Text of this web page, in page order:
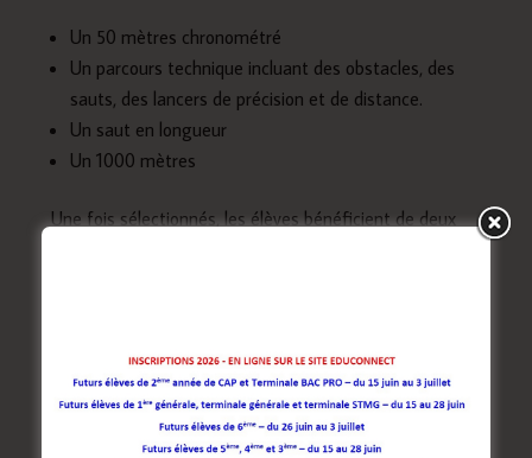
Un 50 mètres chronométré
Un parcours technique incluant des obstacles, des
sauts, des lancers de précision et de distance.
Un saut en longueur
Un 1000 mètres
Une fois sélectionnés, les élèves bénéficient de deux
Le suivi sportifest mis en place par la tenue d’un «
cahier de l’athlète » qui permet à chacun de noter